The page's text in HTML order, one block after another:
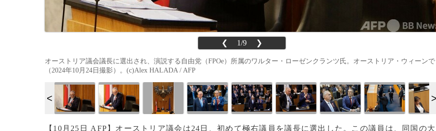
❮ 1/9 ❯
オーストリア議会議長に選出され、演説する自由党（FPOe）所属のワルター・ローゼンクランツ氏。オーストリア・ウィーンで
（2024年10月24日撮影）。(c)Alex HALADA / AFP
【10月25日 AFP】オーストリア議会は24日、初めて極右議員を議長に選出した。この議員は、同国の大